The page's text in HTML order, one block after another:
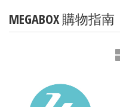
MEGABOX 購物指南